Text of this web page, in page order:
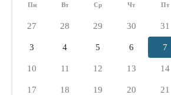
Пн Вт Ср Чт Пт
27 28 29 30 31
3 4 5 6 7
10 11 12 13 14
17 18 19 20 21